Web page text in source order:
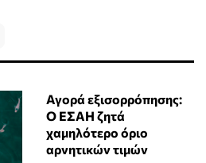
Αγορά εξισορρόπησης:
Ο ΕΣΑΗ ζητά
χαμηλότερο όριο
αρνητικών τιμών